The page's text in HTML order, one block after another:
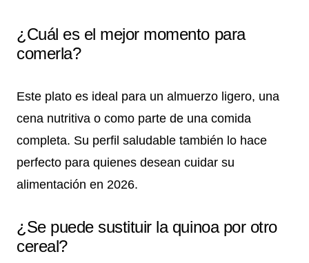
¿Cuál es el mejor momento para
comerla?
Este plato es ideal para un almuerzo ligero, una
cena nutritiva o como parte de una comida
completa. Su perfil saludable también lo hace
perfecto para quienes desean cuidar su
alimentación en 2026.
¿Se puede sustituir la quinoa por otro
cereal?